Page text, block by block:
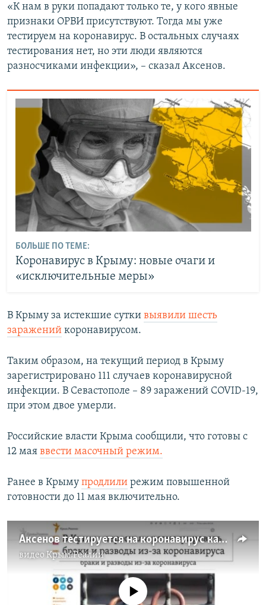
«К нам в руки попадают только те, у кого явные
признаки ОРВИ присутствуют. Тогда мы уже
тестируем на коронавирус. В остальных случаях
тестирования нет, но эти люди являются
разносчиками инфекции», – сказал Аксенов.
БОЛЬШЕ ПО ТЕМЕ:
Коронавирус в Крыму: новые очаги и
«исключительные меры»
В Крыму за истекшие сутки выявили шесть
заражений коронавирусом.
Таким образом, на текущий период в Крыму
зарегистрировано 111 случаев коронавирусной
инфекции. В Севастополе – 89 заражений COVID-19,
при этом двое умерли.
Российские власти Крыма сообщили, что готовы с
12 мая ввести масочный режим.
Ранее в Крыму продлили режим повышенной
готовности до 11 мая включительно.
Аксенов тестируется на коронавирус каждый день | Крым.Реалии ТВ (видео)
видео Крым.Реалии
No media source currently available